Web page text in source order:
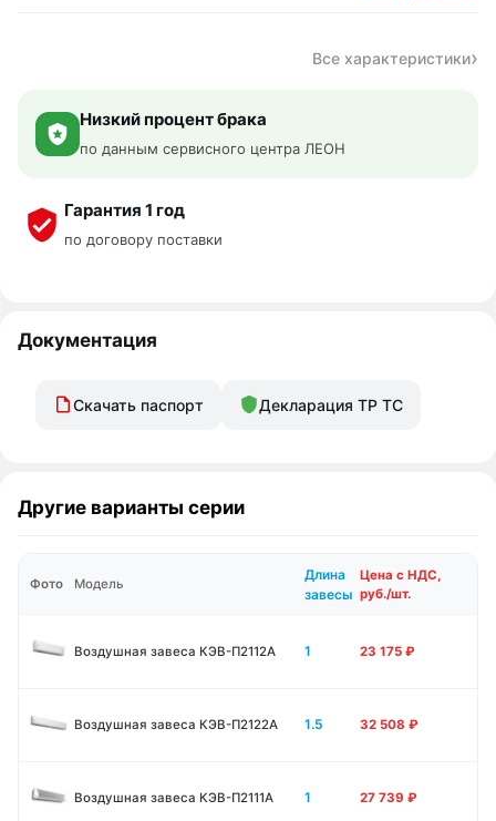
Все характеристики
Низкий процент брака
по данным сервисного центра ЛЕОН
Гарантия 1 год
по договору поставки
Документация
Скачать паспорт Декларация ТР ТС
Другие варианты серии
Фото Модель
Длина
завесы
Цена с НДС,
руб./шт.
Воздушная завеса КЭВ-П2112А 1 23 175 ₽
Воздушная завеса КЭВ-П2122А 1.5 32 508 ₽
Воздушная завеса КЭВ-П2111A 1 27 739 ₽